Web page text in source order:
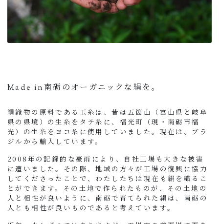
Made in南砺のオーガニックな絹を。
絹織物の原料である玉糸は、昔は五箇山（富山県と岐阜
県の県境）の生糸をタテ糸に、福光町（現・南砺市福
光）の生糸をヨコ糸に使用していました。現在は、ブラ
ジルから輸入しています。
2008年の記録的な豪雨により、自社工場も大きな被害
に遭いました。その際、地域の方々が工場の復興に協力
してくださったことで、わたしたちは現在も絹を織るこ
とができます。その土地で作られたものが、その土地の
人と相性が良いように、南砺で育てられた絹は、南砺の
人とも相性が良いものであると考えています。